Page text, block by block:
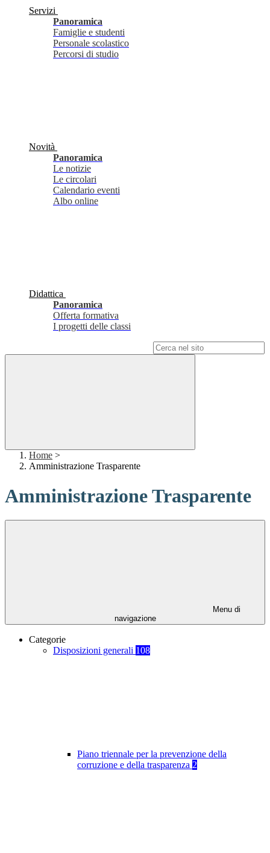
Servizi
Panoramica
Famiglie e studenti
Personale scolastico
Percorsi di studio
Novità
Panoramica
Le notizie
Le circolari
Calendario eventi
Albo online
Didattica
Panoramica
Offerta formativa
I progetti delle classi
Home >
Amministrazione Trasparente
Amministrazione Trasparente
Menu di
navigazione
Categorie
Disposizioni generali 108
Piano triennale per la prevenzione della
corruzione e della trasparenza 2